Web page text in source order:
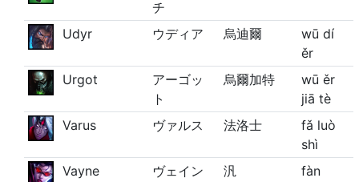
チ
Udyr ウディア 烏迪爾
wū dí
ěr
Urgot
アーゴッ
ト
烏爾加特
wū ěr
jiā tè
Varus
ヴァルス 法洛士
fǎ luò
shì
Vayne
ヴェイン 汎 fàn